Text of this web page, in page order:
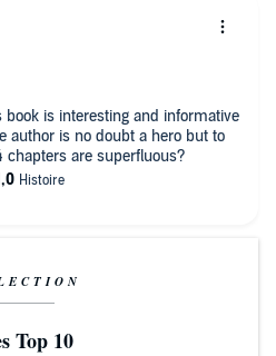
is interesting and informative
are superfluous?
Top 10